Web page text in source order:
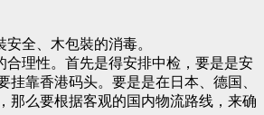
全、木包裝的消毒。
合理性。首先是得安排中检，要是是安
挂靠香港码头。要是是在日本、德国、
那么要根据客观的国内物流路线，来确